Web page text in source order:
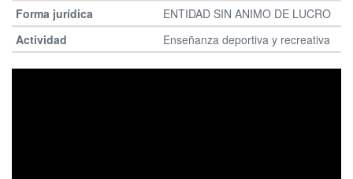
ENTIDAD SIN ANIMO DE LUCRO
Enseñanza deportiva y recreativa